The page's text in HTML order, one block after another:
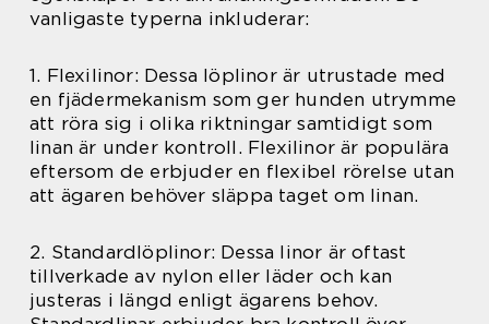
vanligaste typerna inkluderar:
1. Flexilinor: Dessa löplinor är utrustade med
en fjädermekanism som ger hunden utrymme
att röra sig i olika riktningar samtidigt som
linan är under kontroll. Flexilinor är populära
eftersom de erbjuder en flexibel rörelse utan
att ägaren behöver släppa taget om linan.
2. Standardlöplinor: Dessa linor är oftast
tillverkade av nylon eller läder och kan
justeras i längd enligt ägarens behov.